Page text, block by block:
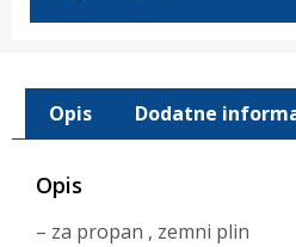
Opis Dodatne
Opis
– za propan , zemni plin